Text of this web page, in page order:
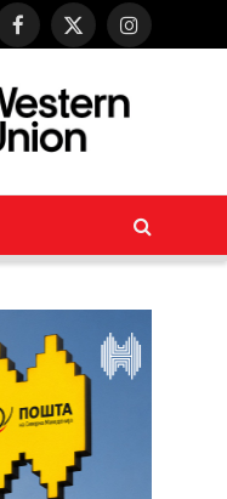
Facebook
X
Instagram